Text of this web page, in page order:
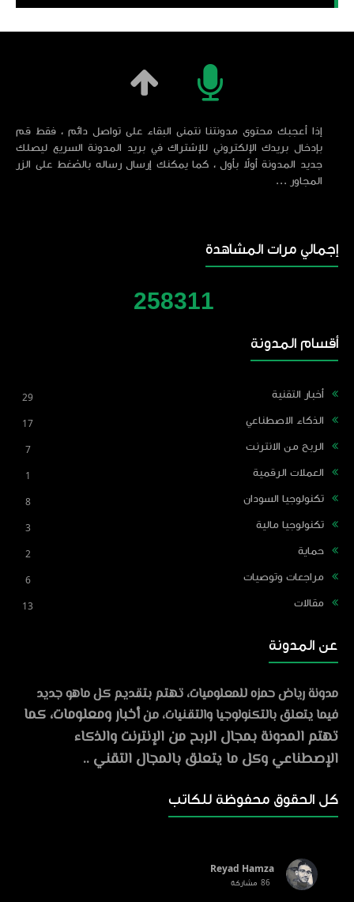
إذا أعجبك محتوى مدونتنا نتمنى البقاء على تواصل دائم ، فقط قم
بإدخال بريدك الإلكتروني للإشتراك في بريد المدونة السريع ليصلك
جديد المدونة أولاً بأول ، كما يمكنك إرسال رساله بالضغط على الزر
المجاور ...
إجمالي مرات المشاهدة
258311
أقسام المدونة
أخبار التقنية 29
الذكاء الاصطناعي 17
الربح من الانترنت 7
العملات الرقمية 1
تكنولوجيا السودان 8
تكنولوجيا مالية 3
حماية 2
مراجعات وتوصيات 6
مقالات 13
عن المدونة
مدونة رياض حمزه للمعلوميات، تهتم بتقديم كل ماهو جديد
فيما يتعلق بالتكنولوجيا والتقنيات، منأخبار ومعلومات، كما
تهتم المدونة بمجال الربح من الإنترنت والذكاء
الإصطناعي وكل ما يتعلق بالمجال التقني ..
كل الحقوق محفوظة للكاتب
Reyad Hamza
86 مشاركة